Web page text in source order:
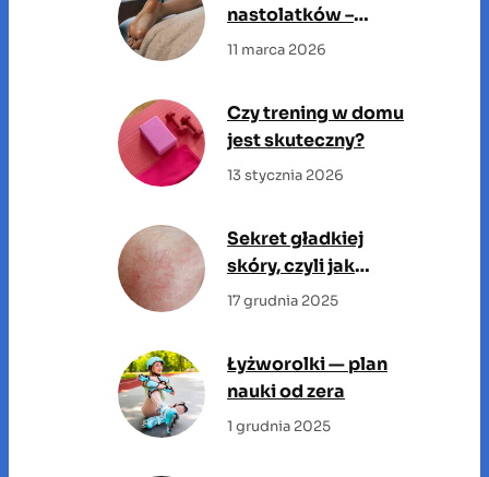
nastolatków –
odpowiedzialne
skóry
11 marca 2026
Czy trening w domu
jest skuteczny?
13 stycznia 2026
Sekret gładkiej
skóry, czyli jak
dobrać idealny krem
17 grudnia 2025
Łyżworolki — plan
nauki od zera
1 grudnia 2025